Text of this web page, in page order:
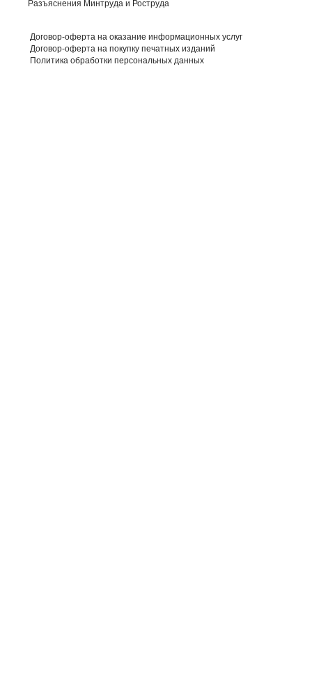
Разъяснения Минтруда и Роструда
Договор-оферта на оказание информационных услуг
Договор-оферта на покупку печатных изданий
Политика обработки персональных данных